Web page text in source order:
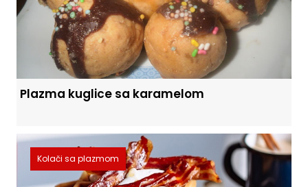
Plazma kuglice sa karamelom
Kolači sa plazmom